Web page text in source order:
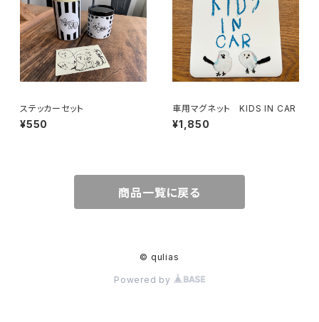
ステッカーセット
¥550
車用マグネット KIDS IN CAR
¥1,850
商品一覧に戻る
© qulias
Powered by